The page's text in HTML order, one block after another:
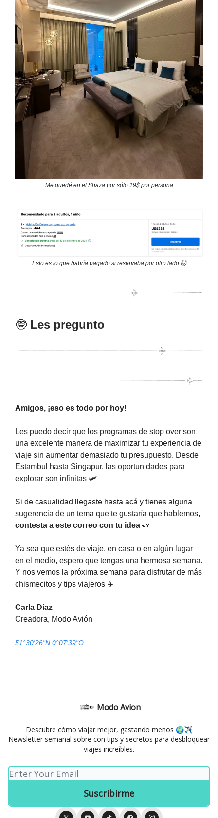
Me quedé en el Shaza por sólo 19$ por persona
Esto es lo que habría pagado si reservaba por otro lado 🤯
🤓 Les pregunto
Amigos, ¡eso es todo por hoy!
Les puedo decir que los programas de stop over son
una excelente manera de maximizar tu experiencia de
viaje sin aumentar demasiado tu presupuesto. Desde
Estambul hasta Singapur, las oportunidades para
explorar son infinitas 🛩️
Si de casualidad llegaste hasta acá y tienes alguna
sugerencia de un tema que te gustaría que hablemos,
contesta a este correo con tu idea 👀
Ya sea que estés de viaje, en casa o en algún lugar
en el medio, espero que tengas una hermosa semana.
Y nos vemos la próxima semana para disfrutar de más
chismecitos y tips viajeros ✈️
Carla Díaz
Creadora, Modo Avión
51°30′26″N 0°07′39″O
Modo Avion
Descubre cómo viajar mejor, gastando menos 🌍✈️
Newsletter semanal sobre con tips y secretos para desbloquear
viajes increíbles.